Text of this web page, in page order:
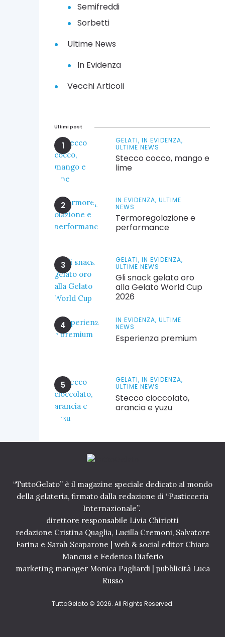
Semifreddi
Sorbetti
Ultime News
In Evidenza
Vecchi Articoli
Ultimi post
GELATI, IN EVIDENZA,
ULTIME NEWS
Stecco cocco, mango e
lime
IN EVIDENZA, ULTIME
NEWS
Termoregolazione e
performance
GELATI, IN EVIDENZA,
ULTIME NEWS
Gli snack gelato oro
alla Gelato World Cup
2026
IN EVIDENZA, ULTIME
NEWS
Esperienza premium
GELATI, IN EVIDENZA,
ULTIME NEWS
Stecco cioccolato,
arancia e yuzu
“TuttoGelato” è il magazine speciale dedicato al mondo
della gelateria, firmato dalla redazione di “Pasticceria
Internazionale”.
direttore responsabile Livia Chiriotti
redazione Cristina Quaglia, Lucilla Cremoni, Salvatore
Farina e Sarah Scaparone | web & social editor Chiara
Mancusi e Federica Diaferio
marketing manager Monica Pagliardi | pubblicità Luca
Russo
TuttoGelato© 2026. All Rights Reserved.